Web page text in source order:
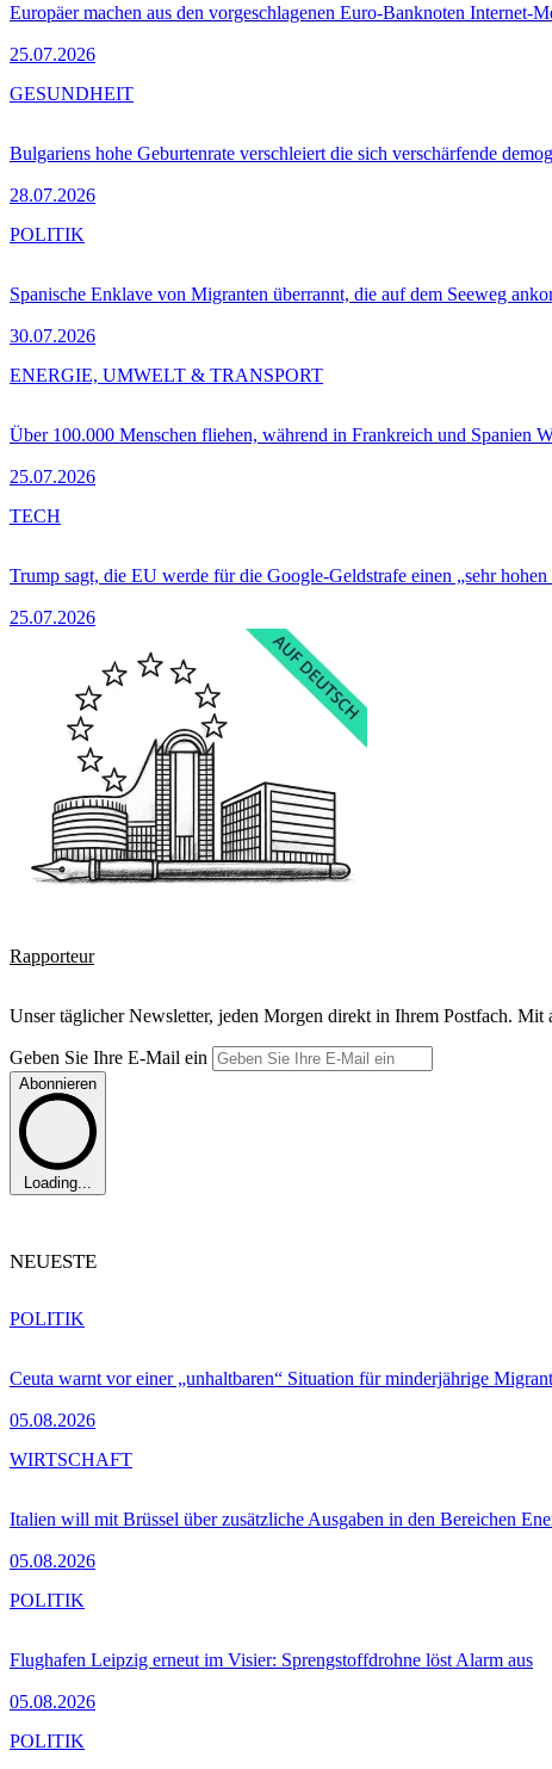
Europäer machen aus den vorgeschlagenen Euro-Banknoten Internet-
25.07.2026
Bulgariens hohe Geburtenrate verschleiert die sich verschärfende
28.07.2026
GESUNDHEIT
Spanische Enklave von Migranten überrannt, die auf dem Seeweg
30.07.2026
POLITIK
Über 100.000 Menschen fliehen, während in Frankreich und Spanien
25.07.2026
ENERGIE, UMWELT & TRANSPORT
Trump sagt, die EU werde für die Google-Geldstrafe einen „sehr hohen
25.07.2026
TECH
Rapporteur
Unser täglicher Newsletter, jeden Morgen direkt in Ihrem Postfach.
Geben Sie Ihre E-Mail ein
Abonnieren
Loading...
NEUESTE
Ceuta warnt vor einer „unhaltbaren“ Situation für minderjährige
05.08.2026
POLITIK
Italien will mit Brüssel über zusätzliche Ausgaben in den Bereichen
05.08.2026
WIRTSCHAFT
Flughafen Leipzig erneut im Visier: Sprengstoffdrohne löst Alarm aus
05.08.2026
POLITIK
POLITIK